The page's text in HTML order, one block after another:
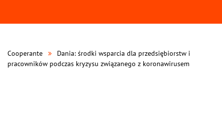
Cooperante
Dania: środki wsparcia dla przedsiębiorstw i
pracowników podczas kryzysu związanego z koronawirusem